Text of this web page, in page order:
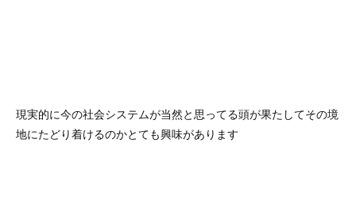
現実的に今の社会システムが当然と思ってる頭が果たしてその境
地にたどり着けるのかとても興味があります